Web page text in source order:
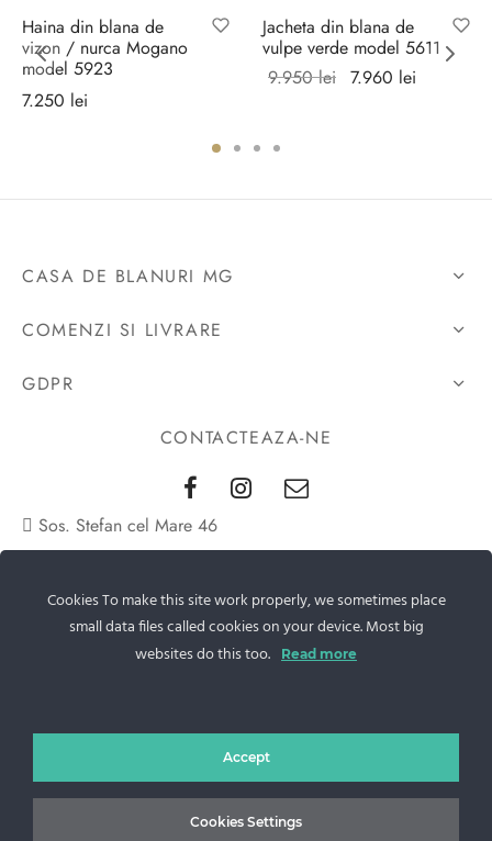
Haina din blana de
vizon / nurca Mogano
model 5923
7.250 lei
Sale!
Jacheta din blana de
vulpe verde model 5611
9.950lei Prețul
7.960 lei
CASA DE BLANURI MG
COMENZI SI LIVRARE
GDPR
CONTACTEAZA-NE
Sos. Stefan cel Mare 46
bianca@blana.ro
Cookies To make this site work properly, we sometimes place
small data files called cookies on your device. Most big
websites do this too.
Read more
Accept
Cookies Settings